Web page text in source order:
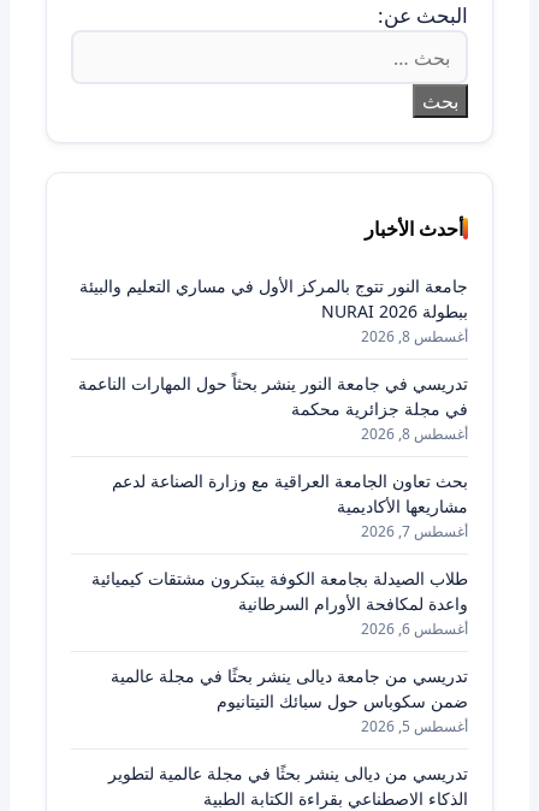
البحث عن:
أحدث الأخبار
جامعة النور تتوج بالمركز الأول في مساري التعليم والبيئة
ببطولة NURAI 2026
أغسطس 8, 2026
تدريسي في جامعة النور ينشر بحثاً حول المهارات الناعمة
في مجلة جزائرية محكمة
أغسطس 8, 2026
بحث تعاون الجامعة العراقية مع وزارة الصناعة لدعم
مشاريعها الأكاديمية
أغسطس 7, 2026
طلاب الصيدلة بجامعة الكوفة يبتكرون مشتقات كيميائية
واعدة لمكافحة الأورام السرطانية
أغسطس 6, 2026
تدريسي من جامعة ديالى ينشر بحثًا في مجلة عالمية
ضمن سكوباس حول سبائك التيتانيوم
أغسطس 5, 2026
تدريسي من ديالى ينشر بحثًا في مجلة عالمية لتطوير
الذكاء الاصطناعي بقراءة الكتابة الطبية